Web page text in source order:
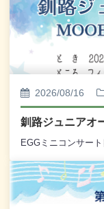
2026/08/16
釧路ジュニアオ
EGGミニコンサー